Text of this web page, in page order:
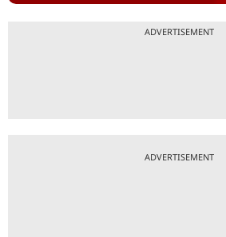
ADVERTISEMENT
ADVERTISEMENT